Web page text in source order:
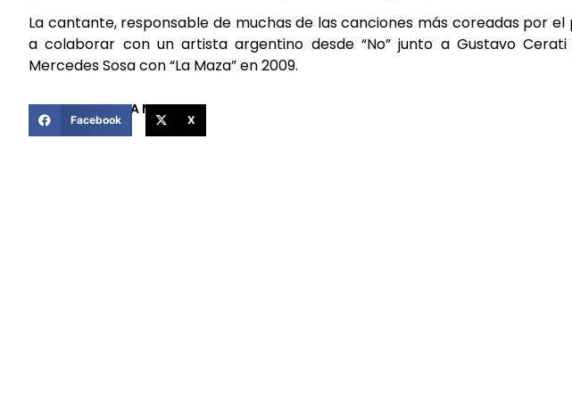
La cantante, responsable de muchas de las canciones más coreadas por
a colaborar con un artista argentino desde “No” junto a Gustavo
Mercedes Sosa con “La Maza” en 2009.
COMPARTIR ESTA NOTICIA
Facebook X